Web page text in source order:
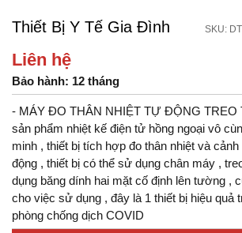
Thiết Bị Y Tế Gia Đình SKU:
Liên hệ
Bảo hành: 12 tháng
- MÁY ĐO THÂN NHIỆT TỰ ĐỘNG TREO
sản phẩm nhiệt kế điện tử hồng ngoại vô
minh , thiết bị tích hợp đo thân nhiệt và
động , thiết bị có thể sử dụng chân máy ,
dụng băng dính hai mặt cố định lên tường ,
cho việc sử dụng , đây là 1 thiết bị hiệu quả
phòng chống dịch COVID